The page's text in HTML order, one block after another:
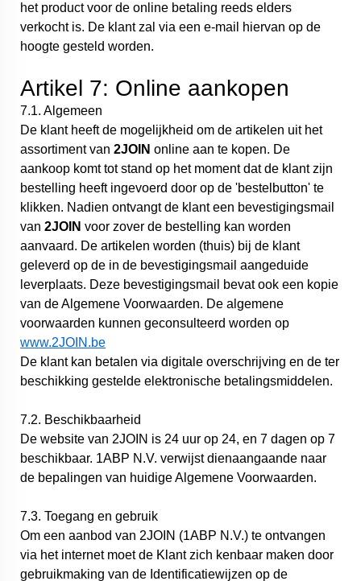
het product voor de online betaling reeds elders
verkocht is. De klant zal via een e-mail hiervan op de
hoogte gesteld worden.
Artikel 7: Online aankopen
7.1. Algemeen
De klant heeft de mogelijkheid om de artikelen uit het
assortiment van 2JOIN online aan te kopen. De
aankoop komt tot stand op het moment dat de klant zijn
bestelling heeft ingevoerd door op de 'bestelbutton' te
klikken. Nadien ontvangt de klant een bevestigingsmail
van 2JOIN voor zover de bestelling kan worden
aanvaard. De artikelen worden (thuis) bij de klant
geleverd op de in de bevestigingsmail aangeduide
leverplaats. Deze bevestigingsmail bevat ook een kopie
van de Algemene Voorwaarden. De algemene
voorwaarden kunnen geconsulteerd worden op
www.2JOIN.be
De klant kan betalen via digitale overschrijving en de ter
beschikking gestelde elektronische betalingsmiddelen.
7.2. Beschikbaarheid
De website van 2JOIN is 24 uur op 24, en 7 dagen op 7
beschikbaar. 1ABP N.V. verwijst dienaangaande naar
de bepalingen van huidige Algemene Voorwaarden.
7.3. Toegang en gebruik
Om een aanbod van 2JOIN (1ABP N.V.) te ontvangen
via het internet moet de Klant zich kenbaar maken door
gebruikmaking van de Identificatiewijzen op de